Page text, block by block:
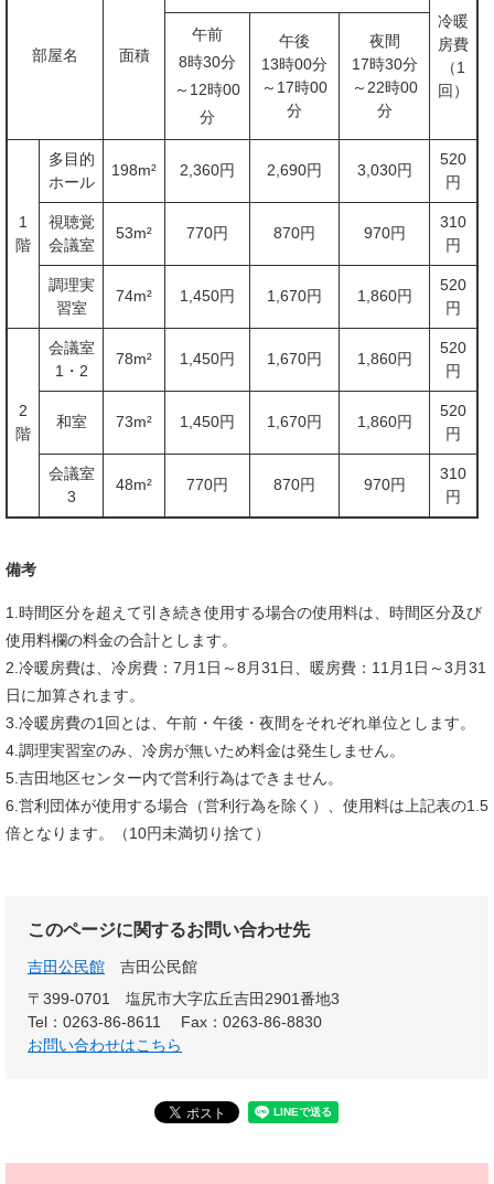
部屋名 面積
冷暖
房費
（1
回）
午前
8時30分
～12時00
分
午後
13時00分
～17時00
分
夜間
17時30分
～22時00
分
1
階
多目的
ホール
198m² 2,360円 2,690円 3,030円
520
円
視聴覚
会議室
53m² 770円 870円 970円
310
円
調理実
習室
74m² 1,450円 1,670円 1,860円
520
円
2
階
会議室
1・2
78m² 1,450円 1,670円 1,860円
520
円
和室 73m² 1,450円 1,670円 1,860円
520
円
会議室
3
48m² 770円 870円 970円
310
円
備考
1.時間区分を超えて引き続き使用する場合の使用料は、時間区分及び
使用料欄の料金の合計とします。
2.冷暖房費は、冷房費：7月1日～8月31日、暖房費：11月1日～3月31
日に加算されます。
3.冷暖房費の1回とは、午前・午後・夜間をそれぞれ単位とします。
4.調理実習室のみ、冷房が無いため料金は発生しません。
5.吉田地区センター内で営利行為はできません。
6.営利団体が使用する場合（営利行為を除く）、使用料は上記表の1.5
倍となります。（10円未満切り捨て）
このページに関するお問い合わせ先
吉田公民館
吉田公民館
〒399-0701
塩尻市大字広丘吉田2901番地3
Tel：0263-86-8611
Fax：0263-86-8830
お問い合わせはこちら